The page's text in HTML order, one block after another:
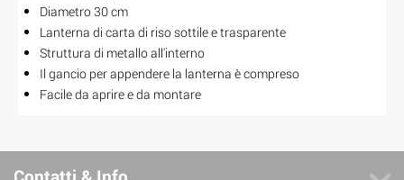
Diametro 30 cm
Lanterna di carta di riso sottile e trasparente
Struttura di metallo all'interno
Il gancio per appendere la lanterna è compreso
Facile da aprire e da montare